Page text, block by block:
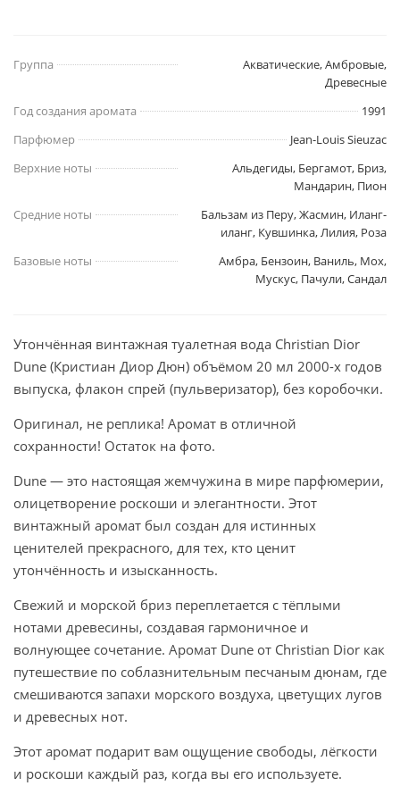
Группа
Акватические, Амбровые,
Древесные
Год создания аромата
1991
Парфюмер
Jean-Louis Sieuzac
Верхние ноты
Альдегиды, Бергамот, Бриз,
Мандарин, Пион
Средние ноты
Бальзам из Перу, Жасмин, Иланг-
иланг, Кувшинка, Лилия, Роза
Базовые ноты
Амбра, Бензоин, Ваниль, Мох,
Мускус, Пачули, Сандал
Утончённая винтажная туалетная вода Christian Dior
Dune (Кристиан Диор Дюн) объёмом 20 мл 2000-х годов
выпуска, флакон спрей (пульверизатор), без коробочки.
Оригинал, не реплика! Аромат в отличной
сохранности! Остаток на фото.
Dune — это настоящая жемчужина в мире парфюмерии,
олицетворение роскоши и элегантности. Этот
винтажный аромат был создан для истинных
ценителей прекрасного, для тех, кто ценит
утончённость и изысканность.
Свежий и морской бриз переплетается с тёплыми
нотами древесины, создавая гармоничное и
волнующее сочетание. Аромат Dune от Christian Dior как
путешествие по соблазнительным песчаным дюнам, где
смешиваются запахи морского воздуха, цветущих лугов
и древесных нот.
Этот аромат подарит вам ощущение свободы, лёгкости
и роскоши каждый раз, когда вы его используете.